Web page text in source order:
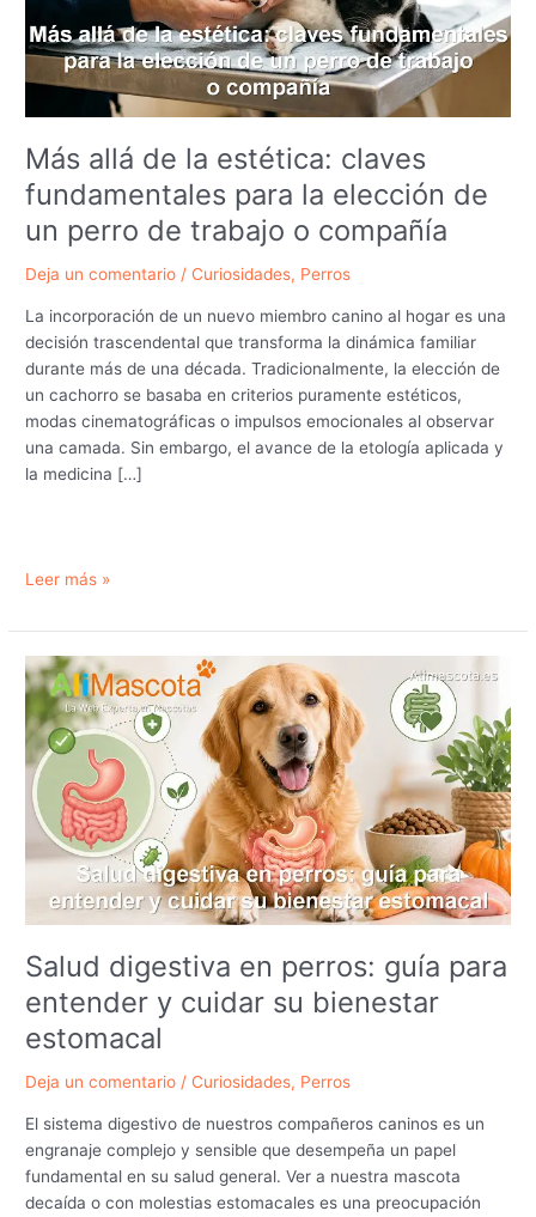
Más allá de la estética: claves
fundamentales para la elección de
un perro de trabajo o compañía
Deja un comentario / Curiosidades, Perros
La incorporación de un nuevo miembro canino al hogar es una
decisión trascendental que transforma la dinámica familiar
durante más de una década. Tradicionalmente, la elección de
un cachorro se basaba en criterios puramente estéticos,
modas cinematográficas o impulsos emocionales al observar
una camada. Sin embargo, el avance de la etología aplicada y
la medicina […]
Más
de
la
estética:
claves
fundamentales
para
la
elección
un
perro
o
compañía
Leer más »
Salud digestiva en perros: guía para
entender y cuidar su bienestar
estomacal
Deja un comentario / Curiosidades, Perros
El sistema digestivo de nuestros compañeros caninos es un
engranaje complejo y sensible que desempeña un papel
fundamental en su salud general. Ver a nuestra mascota
decaída o con molestias estomacales es una preocupación